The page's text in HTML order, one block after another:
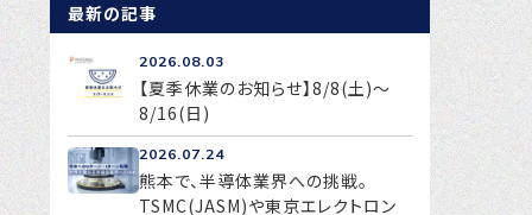
最新の記事
2026.08.03
【夏季休業のお知らせ】8/8(土)～
8/16(日)
2026.07.24
熊本で、半導体業界への挑戦。
TSMC(JASM)や東京エレクトロン